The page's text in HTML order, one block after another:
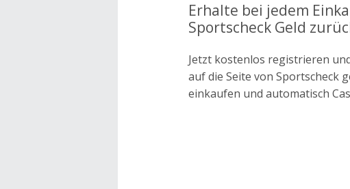
Erhalte bei jedem
Sportscheck Geld
Jetzt kostenlos registrieren
auf die Seite von Sportscheck
einkaufen und automatisch